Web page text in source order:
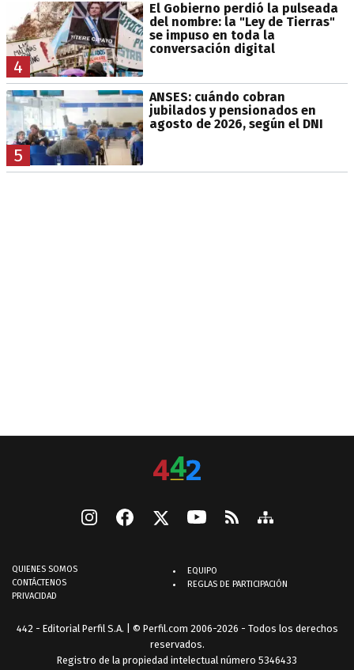
4
El Gobierno perdió la pulseada
del nombre: la "Ley de Tierras"
se impuso en toda la
conversación digital
5
ANSES: cuándo cobran
jubilados y pensionados en
agosto de 2026, según el DNI
QUIENES SOMOS
CONTÁCTENOS
PRIVACIDAD
EQUIPO
REGLAS DE PARTICIPACIÓN
442 - Editorial Perfil S.A. | © Perfil.com 2006-2026 - Todos los derechos
reservados.
Registro de la propiedad intelectual número 5346433